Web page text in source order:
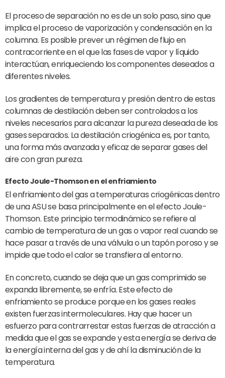
El proceso de separación no es de un solo paso, sino que
implica el proceso de vaporización y condensación en la
columna. Es posible prever un régimen de flujo en
contracorriente en el que las fases de vapor y líquido
interactúan, enriqueciendo los componentes deseados a
diferentes niveles.
Los gradientes de temperatura y presión dentro de estas
columnas de destilación deben ser controlados a los
niveles necesarios para alcanzar la pureza deseada de los
gases separados. La destilación criogénica es, por tanto,
una forma más avanzada y eficaz de separar gases del
aire con gran pureza.
Efecto Joule-Thomson en el enfriamiento
El enfriamiento del gas a temperaturas criogénicas dentro
de una ASU se basa principalmente en el efecto Joule-
Thomson. Este principio termodinámico se refiere al
cambio de temperatura de un gas o vapor real cuando se
hace pasar a través de una válvula o un tapón poroso y se
impide que todo el calor se transfiera al entorno.
En concreto, cuando se deja que un gas comprimido se
expanda libremente, se enfría. Este efecto de
enfriamiento se produce porque en los gases reales
existen fuerzas intermoleculares. Hay que hacer un
esfuerzo para contrarrestar estas fuerzas de atracción a
medida que el gas se expande y esta energía se deriva de
la energía interna del gas y de ahí la disminución de la
temperatura.